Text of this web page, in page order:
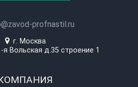
profnastil.ru
г. Москва
Вольская д.35 строение 1